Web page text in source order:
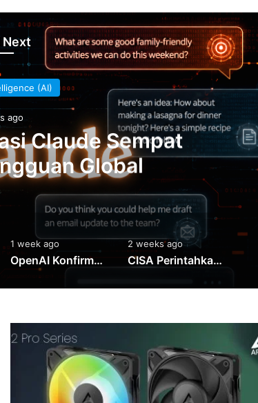
Next
(AI)
ago
Claude Sempat
Global
1 week ago
OpenAI Konfirmasi ChatGPT Sempat Down Secara Global
2 weeks ago
CISA Perintahkan Patch Mendesak untuk Celah RCE Langflow yang Aktif Dieksploitasi
Umumkan